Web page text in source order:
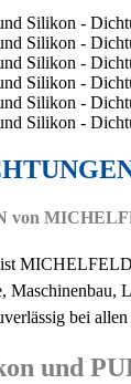
von
Maschinenbau,
bei
und